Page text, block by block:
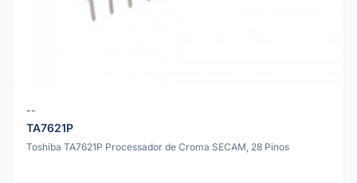
--
TA7621P
Toshiba TA7621P Processador de Croma SECAM, 28 Pinos